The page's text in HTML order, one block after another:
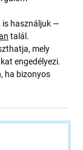
funkciót
is használjuk —
talál.
mely
engedélyezi.
ha bizonyos